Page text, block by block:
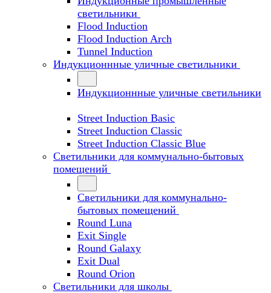
светильники
Flood Induction
Flood Induction Arch
Tunnel Induction
Индукционнные уличные светильники
Индукционнные уличные светильники
Street Induction Basic
Street Induction Classic
Street Induction Classic Blue
Светильники для коммунально-бытовых
помещений
Светильники для коммунально-
бытовых помещений
Round Luna
Exit Single
Round Galaxy
Exit Dual
Round Orion
Светильники для школы